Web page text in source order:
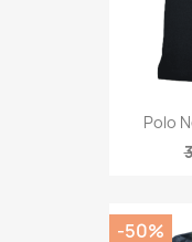
Polo
-50%